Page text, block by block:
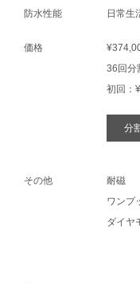
防水性能 日常生
価格
36回分
初回：
分
その他
耐磁
ワンプ
ダイヤ